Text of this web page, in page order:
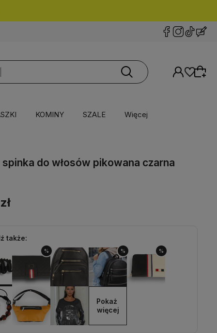
KOMINY SZALE Więcej
spinka do włosów pikowana czarna
także:
% % %
Pokaż
więcej